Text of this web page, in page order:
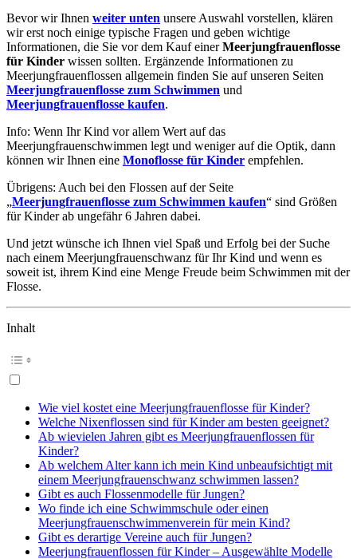
Bevor wir Ihnen weiter unten unsere Auswahl vorstellen, klären
wir erst noch einige typische Fragen und geben wichtige
Informationen, die Sie vor dem Kauf einerMeerjungfrauenflosse
für Kinder wissen sollten. Ergänzende Informationen zu
Meerjungfrauenflossen allgemein finden Sie auf unseren Seiten
Meerjungfrauenflosse zum Schwimmen und
Meerjungfrauenflosse kaufen.
Info: Wenn Ihr Kind vor allem Wert auf das
Meerjungfrauenschwimmen legt und weniger auf die Optik, dann
können wir Ihnen eine Monoflosse für Kinder empfehlen.
Übrigens: Auch bei den Flossen auf der Seite
„Meerjungfrauenflosse zum Schwimmen kaufen“ sind Größen
für Kinder ab ungefähr 6 Jahren dabei.
Und jetzt wünsche ich Ihnen viel Spaß und Erfolg bei der Suche
nach einem Meerjungfrauenschwanz für Ihr Kind und wenn es
soweit ist, ihrem Kind eine Menge Freude beim Schwimmen mit der
Flosse.
Inhalt
Wie viel kostet eine Meerjungfrauenflosse für Kinder?
Welche Nixenflossen sind für Kinder am besten geeignet?
Ab wievielen Jahren gibt es Meerjungfrauenflossen für
Kinder?
Ab welchem Alter kann ich mein Kind unbeaufsichtigt mit
einem Meerjungfrauenschwanz schwimmen lassen?
Gibt es auch Flossenmodelle für Jungen?
Wo finde ich eine Schwimmschule oder einen
Meerjungfrauenschwimmenverein für mein Kind?
Gibt es derartige Vereine auch für Jungen?
Meerjungfrauenflossen für Kinder – Ausgewählte Modelle